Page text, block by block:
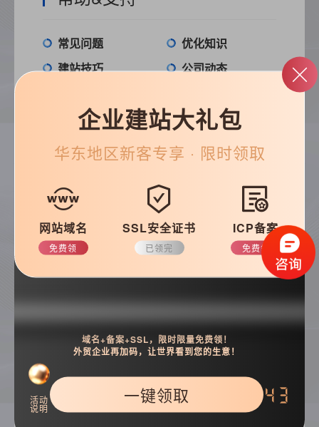
常见问题
优化知识
建站技巧
公司动态
搜索
热门推荐
高品质企业网站，不仅需要有好的代码，还要考虑到用户访问
体验度，那么什么...
提高企业网站辨识度的三大技巧
随着企业建站的数量直线上升，制作周期短价格低的网站广告
就席卷而来，很多...
网站制作采用弹性布局的两大优势
企业建站大礼包
华东地区新客专享 · 限时领取
网站域名
免费领
SSL安全证书
已领完
ICP备案
免费领
活动
说明
域名+备案+SSL，限时限量免费领！
外贸企业再加码，让世界看到您的生意！
一键领取 42